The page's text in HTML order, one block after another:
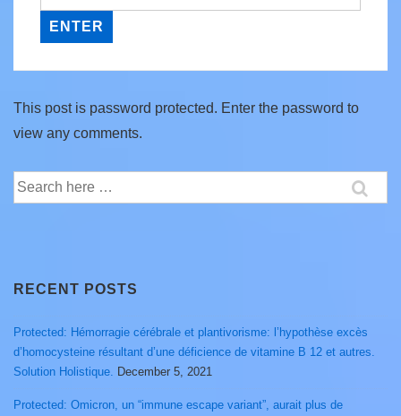
This post is password protected. Enter the password to
view any comments.
Search
for:
RECENT POSTS
Protected: Hémorragie cérébrale et plantivorisme: l’hypothèse excès
d’homocysteine résultant d’une déficience de vitamine B 12 et autres.
Solution Holistique. December 5, 2021
Protected: Omicron, un “immune escape variant”, aurait plus de